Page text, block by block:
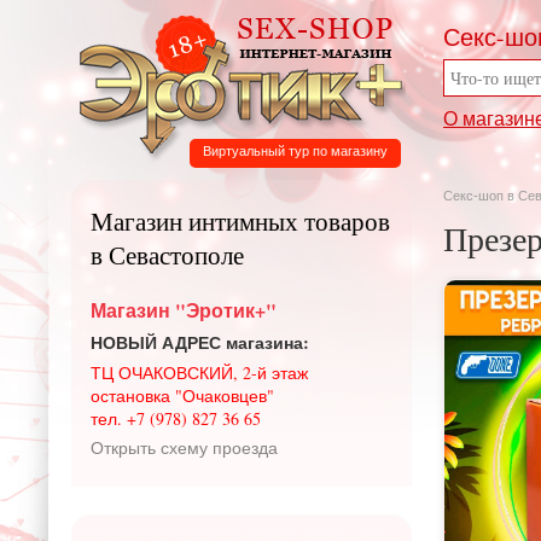
Секс-
О
Виртуальный тур по магазину
Секс-шоп в
Магазин интимных товаров
в Севастополе
Магазин "Эротик+"
НОВЫЙ АДРЕС магазина:
ТЦ ОЧАКОВСКИЙ, 2-й этаж
остановка "Очаковцев"
тел. +7 (978) 827 36 65
Открыть схему проезда